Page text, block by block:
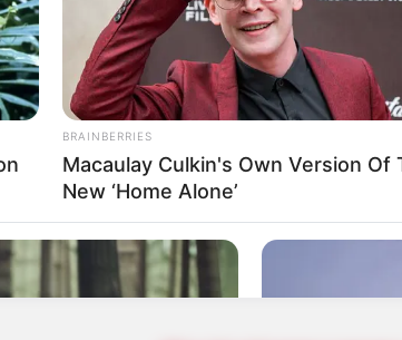
Toyota Camry (2017). Його теща
доларів та 7 тис. євро готівкою.
за «вимушений прогул» за рішенням
Blaser за 195 тис. гривень. Продавцем
BRAINBERRIES
Macaulay Culkin's Own Version Of
New ‘Home Alone’